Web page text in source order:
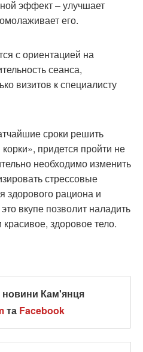
эффект – улучшает
его.
с ориентацией на
сеанса,
визитов к специалисту
сроки решить
придется пройти не
необходимо изменить
стрессовые
здорового рациона и
вкупе позволит наладить
здоровое тело.
новини Кам'янця
та Facebook